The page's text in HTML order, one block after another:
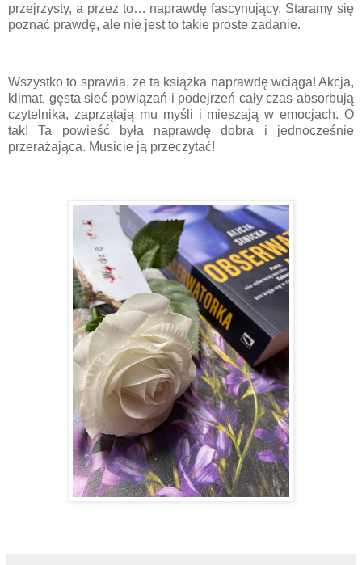
przejrzysty, a przez to… naprawdę fascynujący. Staramy się
poznać prawdę, ale nie jest to takie proste zadanie.
Wszystko to sprawia, że ta książka naprawdę wciąga! Akcja,
klimat, gęsta sieć powiązań i podejrzeń cały czas absorbują
czytelnika, zaprzątają mu myśli i mieszają w emocjach. O
tak! Ta powieść była naprawdę dobra i jednocześnie
przerażająca. Musicie ją przeczytać!